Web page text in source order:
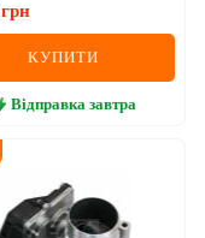
грн
КУПИТИ
Відправка завтра